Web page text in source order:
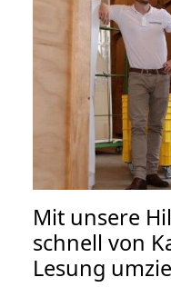
Mit unsere
schnell von
Lesung